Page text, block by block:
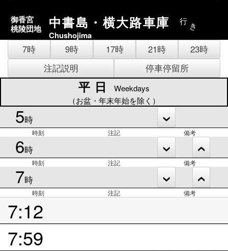
御香宮
桃陵団地
中書島・横大路車庫 行 き
Chushojima
7時 9時 17時 21時
23時
注記説明
停車停留所
平日
Weekdays
（お盆・年末年始を除く）
5時
時刻 注記 備考
6時
時刻 注記 備考
7時
時刻 注記 備考
7:12
7:59